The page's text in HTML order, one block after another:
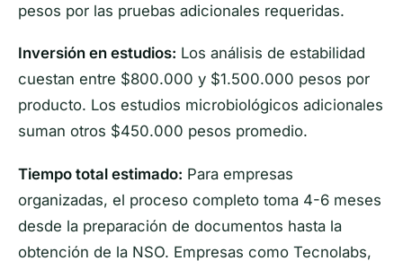
pesos por las pruebas adicionales requeridas.
Inversión en estudios: Los análisis de estabilidad
cuestan entre $800.000 y $1.500.000 pesos por
producto. Los estudios microbiológicos adicionales
suman otros $450.000 pesos promedio.
Tiempo total estimado: Para empresas
organizadas, el proceso completo toma 4-6 meses
desde la preparación de documentos hasta la
obtención de la NSO. Empresas como Tecnolabs,